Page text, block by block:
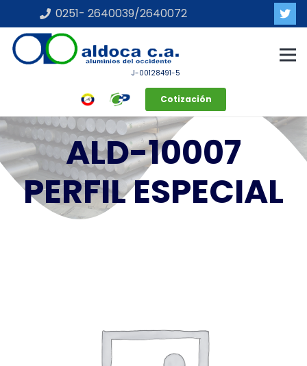
0251- 2640039/2640072
J-00128491-5
Cotización
ALD-10007
PERFIL ESPECIAL